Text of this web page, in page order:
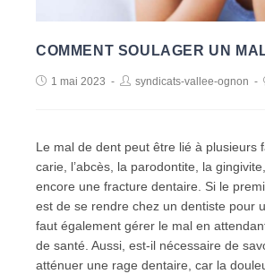
COMMENT SOULAGER UN
1 mai 2023 syndicats-vallee-ognon
Le mal de dent peut être lié à plusieurs
carie, l’abcès, la parodontite, la
encore une fracture dentaire. Si le
est de se rendre chez un dentiste pour
faut également gérer le mal en
de santé. Aussi, est-il nécessaire de
atténuer une rage dentaire, car la